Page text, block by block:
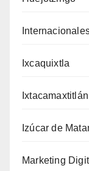
Ixcaquixtla
Ixtacamaxtitlán
Izúcar de
Marketing